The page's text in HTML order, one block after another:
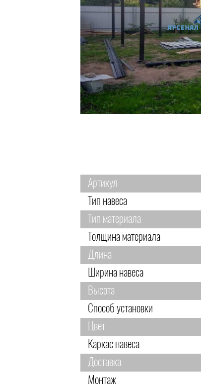
Артикул
Тип навеса
Тип материала
Толщина материала
Длина
Ширина навеса
Высота
Способ установки
Цвет
Каркас навеса
Доставка
Монтаж